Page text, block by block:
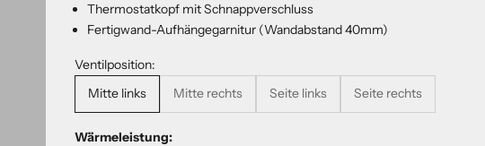
Thermostatkopf mit Schnappverschluss
Fertigwand-Aufhängegarnitur (Wandabstand 40mm)
Ventilposition:
Mitte links
Mitte rechts Seite links Seite rechts
Wärmeleistung: